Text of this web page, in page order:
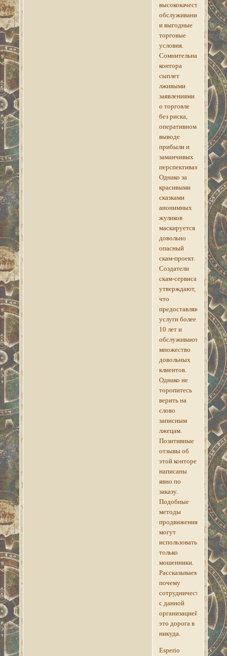
высококачественное
обслуживание
и выгодные
торговые
условия.
Сомнительная
контора
сыплет
лживыми
заявлениями
о торговле
без риска,
оперативном
выводе
прибыли и
заманчивых
перспективах.
Однако за
красивыми
сказками
анонимных
жуликов
маскируется
довольно
опасный
скам-проект.
Создатели
скам-сервиса
утверждают,
что
предоставляют
услуги более
10 лет и
обслуживают
множество
довольных
клиентов.
Однако не
торопитесь
верить на
слово
записным
лжецам.
Позитивные
отзывы об
этой конторе
написаны
явно по
заказу.
Подобные
методы
продвижения
могут
использовать
только
мошенники.
Рассказываем,
почему
сотрудничество
с данной
организацией
это дорога в
никуда.
Esperio